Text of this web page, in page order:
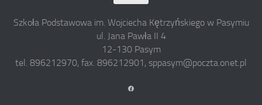
Szkoła Podstawowa im. Wojciecha Kętrzyńskiego w Pasymiu
ul. Jana Pawła II 4
12-130 Pasym
tel. 896212970, fax. 896212901, sppasym@poczta.onet.pl